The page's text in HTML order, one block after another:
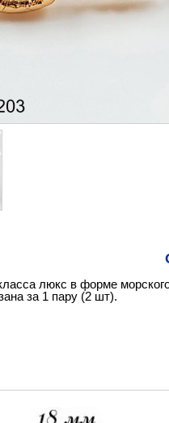
люкс в форме
за 1 пару (2 шт).